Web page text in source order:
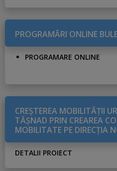
PROGRAMĂRI ONLINE
PROGRAMARE ONLINE
CREŞTEREA MOBILITĂŢII
TĂŞNAD PRIN CREAREA
MOBILITATE PE DIRECŢIA
DETALII PROIECT